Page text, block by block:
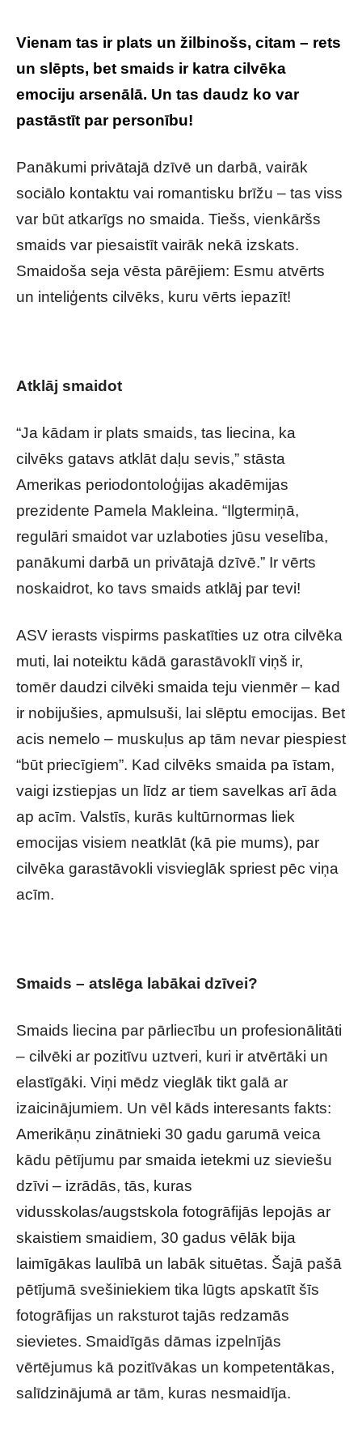
Vienam tas ir plats un žilbinošs, citam – rets
un slēpts, bet smaids ir katra cilvēka
emociju arsenālā. Un tas daudz ko var
pastāstīt par personību!
Panākumi privātajā dzīvē un darbā, vairāk
sociālo kontaktu vai romantisku brīžu – tas viss
var būt atkarīgs no smaida. Tiešs, vienkāršs
smaids var piesaistīt vairāk nekā izskats.
Smaidoša seja vēsta pārējiem: Esmu atvērts
un inteliģents cilvēks, kuru vērts iepazīt!
Atklāj smaidot
“Ja kādam ir plats smaids, tas liecina, ka
cilvēks gatavs atklāt daļu sevis,” stāsta
Amerikas periodontoloģijas akadēmijas
prezidente Pamela Makleina. “Ilgtermiņā,
regulāri smaidot var uzlaboties jūsu veselība,
panākumi darbā un privātajā dzīvē.” Ir vērts
noskaidrot, ko tavs smaids atklāj par tevi!
ASV ierasts vispirms paskatīties uz otra cilvēka
muti, lai noteiktu kādā garastāvoklī viņš ir,
tomēr daudzi cilvēki smaida teju vienmēr – kad
ir nobijušies, apmulsuši, lai slēptu emocijas. Bet
acis nemelo – muskuļus ap tām nevar piespiest
“būt priecīgiem”. Kad cilvēks smaida pa īstam,
vaigi izstiepjas un līdz ar tiem savelkas arī āda
ap acīm. Valstīs, kurās kultūrnormas liek
emocijas visiem neatklāt (kā pie mums), par
cilvēka garastāvokli visvieglāk spriest pēc viņa
acīm.
Smaids – atslēga labākai dzīvei?
Smaids liecina par pārliecību un profesionālitāti
– cilvēki ar pozitīvu uztveri, kuri ir atvērtāki un
elastīgāki. Viņi mēdz vieglāk tikt galā ar
izaicinājumiem. Un vēl kāds interesants fakts:
Amerikāņu zinātnieki 30 gadu garumā veica
kādu pētījumu par smaida ietekmi uz sieviešu
dzīvi – izrādās, tās, kuras
vidusskolas/augstskola fotogrāfijās lepojās ar
skaistiem smaidiem, 30 gadus vēlāk bija
laimīgākas laulībā un labāk situētas. Šajā pašā
pētījumā svešiniekiem tika lūgts apskatīt šīs
fotogrāfijas un raksturot tajās redzamās
sievietes. Smaidīgās dāmas izpelnījās
vērtējumus kā pozitīvākas un kompetentākas,
salīdzinājumā ar tām, kuras nesmaidīja.